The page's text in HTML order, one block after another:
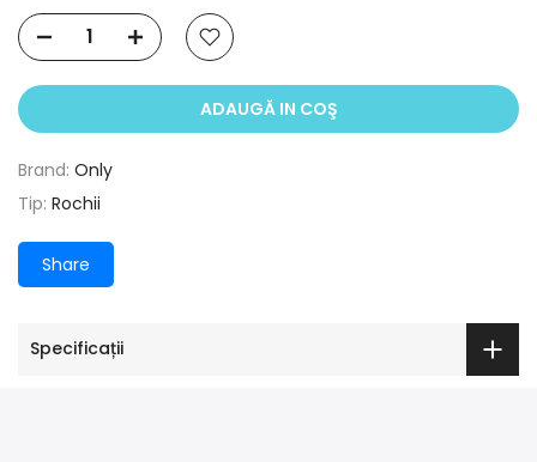
ADAUGĂ IN COŞ
Brand: Only
Tip: Rochii
Share
Specificații